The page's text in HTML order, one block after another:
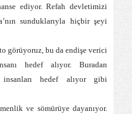
ediyor. Refah devletimizi
sunduklarıyla hiçbir şeyi
görüyoruz, bu da endişe verici
hedef alıyor. Buradan
insanları hedef alıyor gibi
ve sömürüye dayanıyor.